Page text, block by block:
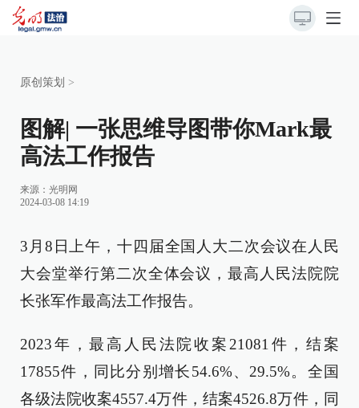
原创策划 >
图解| 一张思维导图带你Mark最
高法工作报告
来源： 光明网
2024-03-08 14:19
3月8日上午，十四届全国人大二次会议在人民
大会堂举行第二次全体会议，最高人民法院院
长张军作最高法工作报告。
2023年，最高人民法院收案21081件，结案
17855件，同比分别增长54.6%、29.5%。全国
各级法院收案4557.4万件，结案4526.8万件，同